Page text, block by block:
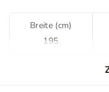
Breite (cm)
195